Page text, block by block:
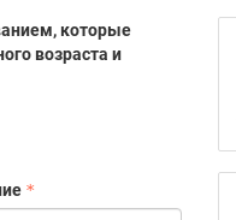
которые
возраста и